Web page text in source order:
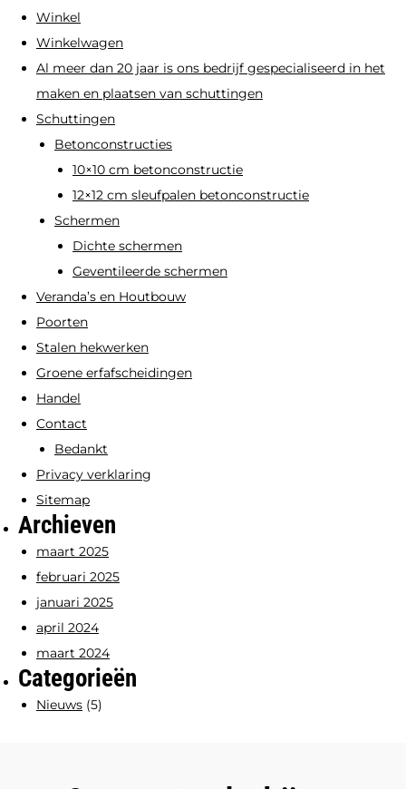
Winkel
Winkelwagen
Al meer dan 20 jaar is ons bedrijf gespecialiseerd in het
maken en plaatsen van schuttingen
Schuttingen
Betonconstructies
10×10 cm betonconstructie
12×12 cm sleufpalen betonconstructie
Schermen
Dichte schermen
Geventileerde schermen
Veranda’s en Houtbouw
Poorten
Stalen hekwerken
Groene erfafscheidingen
Handel
Contact
Bedankt
Privacy verklaring
Sitemap
Archieven
maart 2025
februari 2025
januari 2025
april 2024
maart 2024
Categorieën
Nieuws (5)